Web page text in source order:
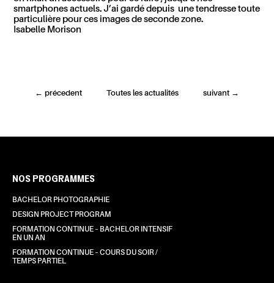
smartphones actuels. J’ai gardé depuis une tendresse toute
particulière pour ces images de seconde zone.
Isabelle Morison
← précedent Toutes les actualités suivant →
NOS PROGRAMMES
BACHELOR PHOTOGRAPHIE
DESIGN PROJECT PROGRAM
FORMATION CONTINUE – BACHELOR INTENSIF
EN UN AN
FORMATION CONTINUE – COURS DU SOIR /
TEMPS PARTIEL